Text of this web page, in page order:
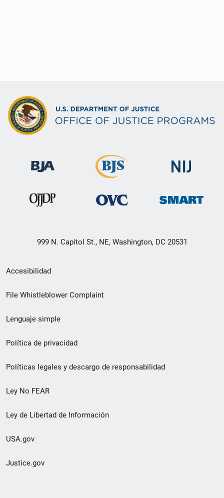
999 N. Capitol St., NE, Washington, DC 20531
Menú
de
de
pie
de
página
Accesibilidad
File Whistleblower Complaint
Lenguaje simple
Política de privacidad
Políticas legales y descargo de responsabilidad
Ley No FEAR
Ley de Libertad de Información
USA.gov
Justice.gov